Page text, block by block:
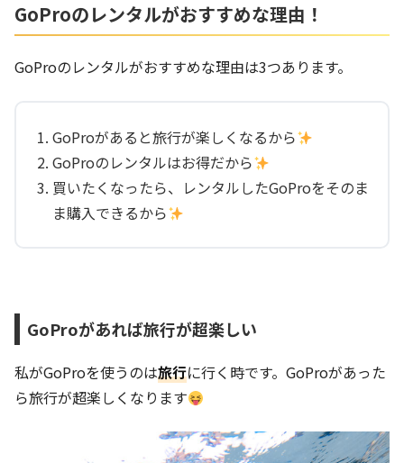
GoProのレンタルがおすすめな理由！
GoProのレンタルがおすすめな理由は3つあります。
GoProがあると旅行が楽しくなるから
GoProのレンタルはお得だから
買いたくなったら、レンタルしたGoProをそのま
ま購入できるから
GoProがあれば旅行が超楽しい
私がGoProを使うのは旅行に行く時です。GoProがあった
ら旅行が超楽しくなります